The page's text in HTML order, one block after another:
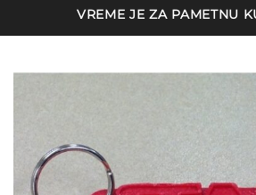
VREME JE ZA PAMETNU